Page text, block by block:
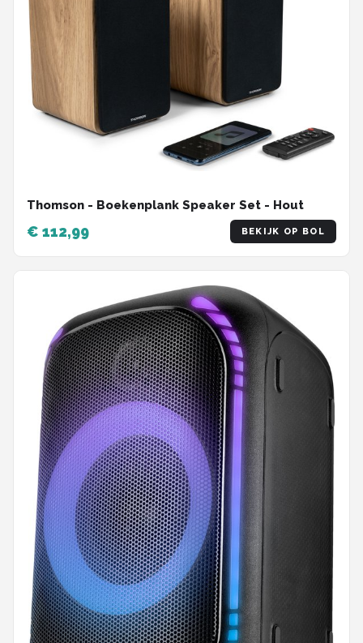
Thomson - Boekenplank Speaker Set - Hout
€ 112,99 BEKIJK OP BOL